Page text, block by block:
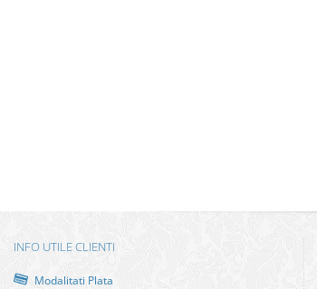
INFO UTILE CLIENTI
Modalitati Plata